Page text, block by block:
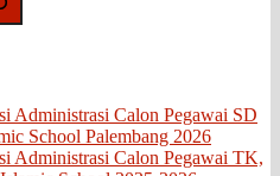
Administrasi Calon Pegawai SD
School Palembang 2026
Administrasi Calon Pegawai TK,